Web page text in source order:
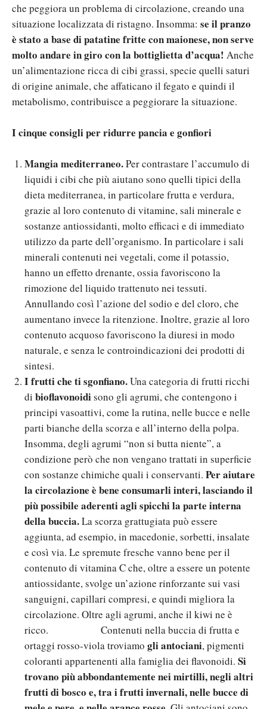
che peggiora un problema di circolazione, creando una
situazione localizzata di ristagno. Insomma: se il pranzo
è stato a base di patatine fritte con maionese, non serve
molto andare in giro con la bottiglietta d’acqua! Anche
un’alimentazione ricca di cibi grassi, specie quelli saturi
di origine animale, che affaticano il fegato e quindi il
metabolismo, contribuisce a peggiorare la situazione.
I cinque consigli per ridurre pancia e gonfiori
Mangia mediterraneo.Per contrastare l’accumulo di
liquidi i cibi che più aiutano sono quelli tipici della
dieta mediterranea, in particolare frutta e verdura,
grazie al loro contenuto di vitamine, sali minerale e
sostanze antiossidanti, molto efficaci e di immediato
utilizzo da parte dell’organismo. In particolare i sali
minerali contenuti nei vegetali, come il potassio,
hanno un effetto drenante, ossia favoriscono la
rimozione del liquido trattenuto nei tessuti.
Annullando così l’azione del sodio e del cloro, che
aumentano invece la ritenzione. Inoltre, grazie al loro
contenuto acquoso favoriscono la diuresi in modo
naturale, e senza le controindicazioni dei prodotti di
sintesi.
I frutti che ti sgonfiano.Una categoria di frutti ricchi
di bioflavonoidisono gli agrumi, che contengono i
principi vasoattivi, come la rutina, nelle bucce e nelle
parti bianche della scorza e all’interno della polpa.
Insomma, degli agrumi “non si butta niente”, a
condizione però che non vengano trattati in superficie
con sostanze chimiche quali i conservanti. Per aiutare
la circolazione è bene consumarli interi, lasciando il
più possibile aderenti agli spicchi la parte interna
della buccia.La scorza grattugiata può essere
aggiunta, ad esempio, in macedonie, sorbetti, insalate
e così via. Le spremute fresche vanno bene per il
contenuto di vitamina C che, oltre a essere un potente
antiossidante, svolge un’azione rinforzante sui vasi
sanguigni, capillari compresi, e quindi migliora la
circolazione. Oltre agli agrumi, anche il kiwi ne è
ricco. Contenuti nella buccia di frutta e
ortaggi rosso-viola troviamo gli antociani, pigmenti
coloranti appartenenti alla famiglia dei flavonoidi. Si
trovano più abbondantemente nei mirtilli, negli altri
frutti di bosco e, tra i frutti invernali, nelle bucce di